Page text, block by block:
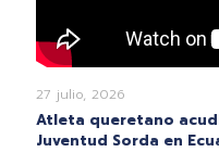
27 julio, 2026
Atleta queretano
Juventud Sorda en